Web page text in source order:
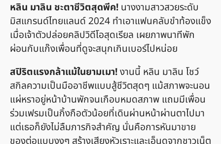
หลิน มาลิน ชะตาชีวิตสุดพีค! นางงามสาวสวยระดับ
มิสแกรนด์ไทยแลนด์ 2024 ทำเอาแฟนคลับขำท้องแข็ง
เมื่อเจ้าตัวปล่อยคลิปวิดีโอสุดเรียล เผยภาพนาทีพัก
ผ่อนกับแก๊งเพื่อนที่ดูจะสนุกเกินเบอร์ไปหน่อย
สปิริตแรงกล้าแม้ในยามเมา!งานนี้ หลิน มาลิน โชว์
สกิลความเป็นมืออาชีพแบบสู้ชีวิตสุดๆ แม้สภาพจะนอน
แผ่หราอยู่หน้าบ้านพักจนเกือบหมดสภาพ แถมมีเพื่อน
ร่วมเฟรมเป็นกิ้งกือตัวน้อยที่เดินผ่านหน้าผ่านตาไปมา
แต่เธอก็ยังไม่ลืมภารกิจสำคัญ นั่นคือการหันมาขาย